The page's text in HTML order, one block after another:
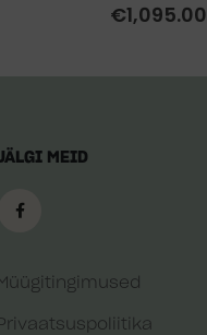
€1,095.00
MEID
Müügitingimused
Privaatsuspoliitika